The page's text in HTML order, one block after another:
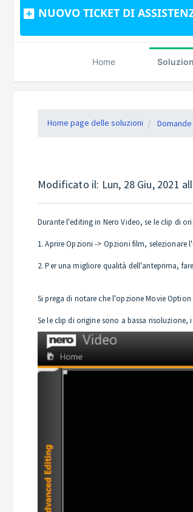
NUOVO TICKET DI
Home
Home page delle soluzioni
Modificato il: Lun, 28 Giu, 2021
Durante l'editing in Nero Video, se le clip di
1. Aprire Opzioni -> Opzioni film, selezionare
2. Per una migliore qualità dell'anteprima,
Si prega di notare che l'opzione Movie
Se le clip di origine sono a bassa